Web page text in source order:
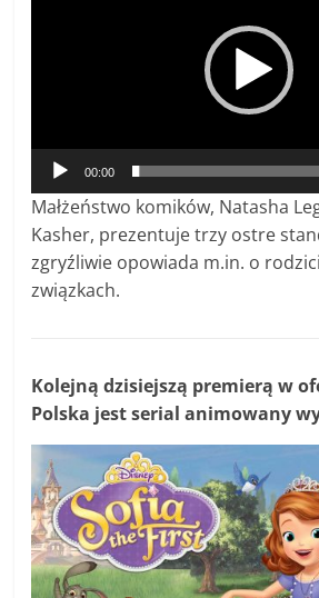
00:00
Małżeństwo komików, Natasha
Kasher, prezentuje trzy ostre
zgryźliwie opowiada m.in. o
związkach.
Kolejną dzisiejszą premierą w
Polska jest serial animowany